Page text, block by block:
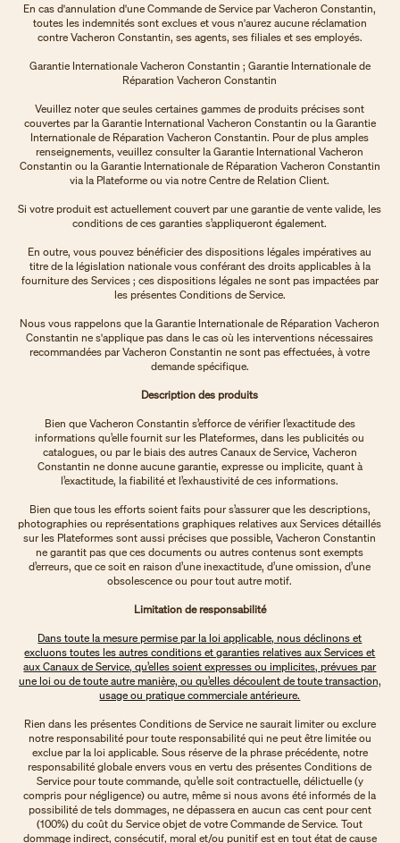
En cas d'annulation d'une Commande de Service par Vacheron Constantin,
toutes les indemnités sont exclues et vous n'aurez aucune réclamation
contre Vacheron Constantin, ses agents, ses filiales et ses employés.
Garantie Internationale Vacheron Constantin ; Garantie Internationale de
Réparation Vacheron Constantin
Veuillez noter que seules certaines gammes de produits précises sont
couvertes par la Garantie International Vacheron Constantin ou la Garantie
Internationale de Réparation Vacheron Constantin. Pour de plus amples
renseignements, veuillez consulter la Garantie International Vacheron
Constantin ou la Garantie Internationale de Réparation Vacheron Constantin
via la Plateforme ou via notre Centre de Relation Client.
Si votre produit est actuellement couvert par une garantie de vente valide, les
conditions de ces garanties s’appliqueront également.
En outre, vous pouvez bénéficier des dispositions légales impératives au
titre de la législation nationale vous conférant des droits applicables à la
fourniture des Services ; ces dispositions légales ne sont pas impactées par
les présentes Conditions de Service.
Nous vous rappelons que la Garantie Internationale de Réparation Vacheron
Constantin ne s'applique pas dans le cas où les interventions nécessaires
recommandées par Vacheron Constantin ne sont pas effectuées, à votre
demande spécifique.
Description des produits
Bien que Vacheron Constantin s’efforce de vérifier l’exactitude des
informations qu’elle fournit sur les Plateformes, dans les publicités ou
catalogues, ou par le biais des autres Canaux de Service, Vacheron
Constantin ne donne aucune garantie, expresse ou implicite, quant à
l’exactitude, la fiabilité et l’exhaustivité de ces informations.
Bien que tous les efforts soient faits pour s’assurer que les descriptions,
photographies ou représentations graphiques relatives aux Services détaillés
sur les Plateformes sont aussi précises que possible, Vacheron Constantin
ne garantit pas que ces documents ou autres contenus sont exempts
d’erreurs, que ce soit en raison d’une inexactitude, d’une omission, d’une
obsolescence ou pour tout autre motif.
Limitation de responsabilité
Dans toute la mesure permise par la loi applicable, nous déclinons et
excluons toutes les autres conditions et garanties relatives aux Services et
aux Canaux de Service, qu’elles soient expresses ou implicites, prévues par
une loi ou de toute autre manière, ou qu’elles découlent de toute transaction,
usage ou pratique commerciale antérieure.
Rien dans les présentes Conditions de Service ne saurait limiter ou exclure
notre responsabilité pour toute responsabilité qui ne peut être limitée ou
exclue par la loi applicable. Sous réserve de la phrase précédente, notre
responsabilité globale envers vous en vertu des présentes Conditions de
Service pour toute commande, qu’elle soit contractuelle, délictuelle (y
compris pour négligence) ou autre, même si nous avons été informés de la
possibilité de tels dommages, ne dépassera en aucun cas cent pour cent
(100%) du coût du Service objet de votre Commande de Service. Tout
dommage indirect, consécutif, moral et/ou punitif est en tout état de cause